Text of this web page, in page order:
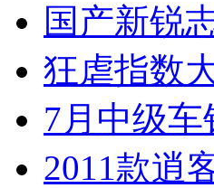
国产新锐
狂虐指数
7月中级
2011款逍